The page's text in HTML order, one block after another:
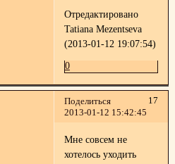
Отредактировано
Tatiana Mezentseva
(2013-01-12 19:07:54)
0
Поделиться
17
2013-01-12 15:42:45
Мне совсем не
хотелось уходить